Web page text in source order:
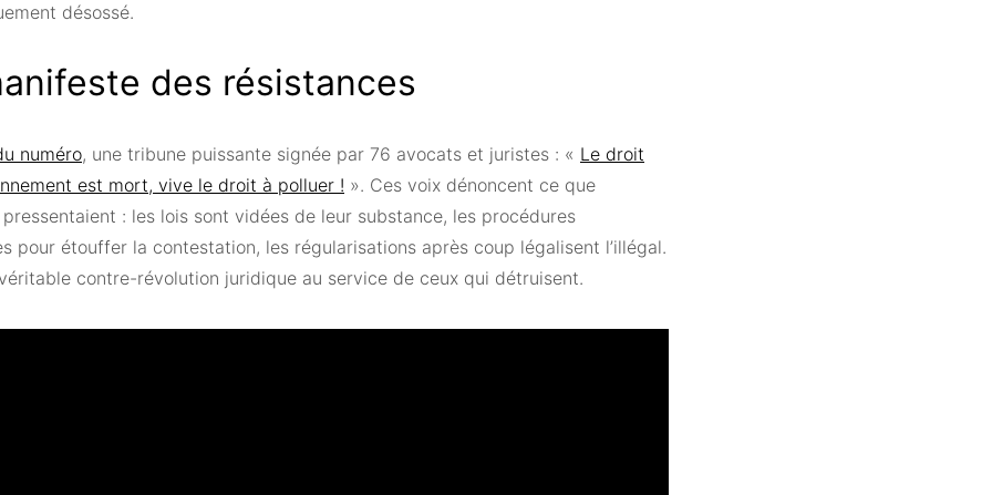
désossé.
des résistances
numéro, une tribune puissante signée par 76 avocats et juristes : « Le droit
est mort, vive le droit à polluer ! ». Ces voix dénoncent ce que
: les lois sont vidées de leur substance, les procédures
pour étouffer la contestation, les régularisations après coup légalisent l’illégal.
véritable contre-révolution juridique au service de ceux qui détruisent.